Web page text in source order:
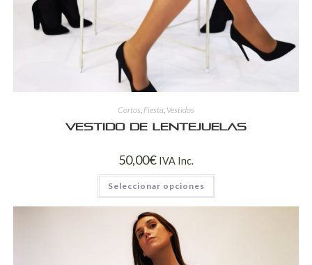
Cortos Fiesta Vestidos
Vestido de lentejuelas
50,00€ IVA Inc.
Seleccionar opciones